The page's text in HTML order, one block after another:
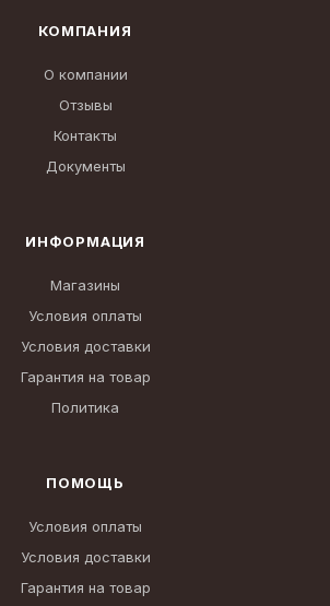
КОМПАНИЯ
О компании
Отзывы
Контакты
Документы
ИНФОРМАЦИЯ
Магазины
Условия оплаты
Условия доставки
Гарантия на товар
Политика
ПОМОЩЬ
Условия оплаты
Условия доставки
Гарантия на товар